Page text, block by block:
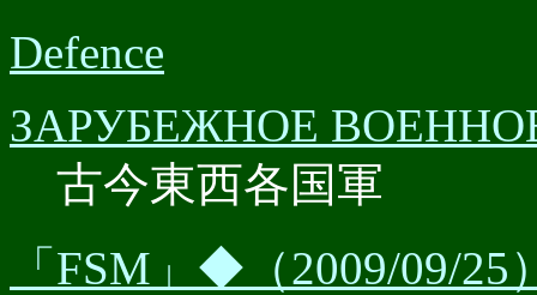
Defence
ЗАРУБЕЖНОЕ
古今東西各国軍
「FSM」◆（2009/09/